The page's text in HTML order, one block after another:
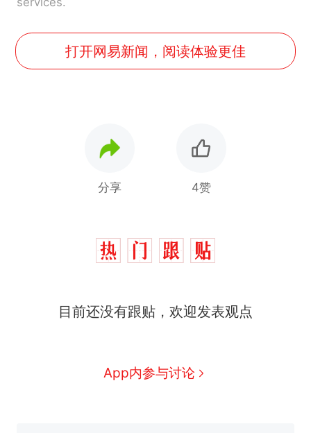
打开网易新闻，阅读体验更佳
分享 4赞
目前还没有跟贴，欢迎发表观点
App内参与讨论
全部作废，公平么？
国大使骑行绕了几乎整个国境
线一圈，还曾两次到中国寻根
搬家报价570元，搬到楼下交